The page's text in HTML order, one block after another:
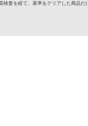
検査を経て、基準をクリアした商品